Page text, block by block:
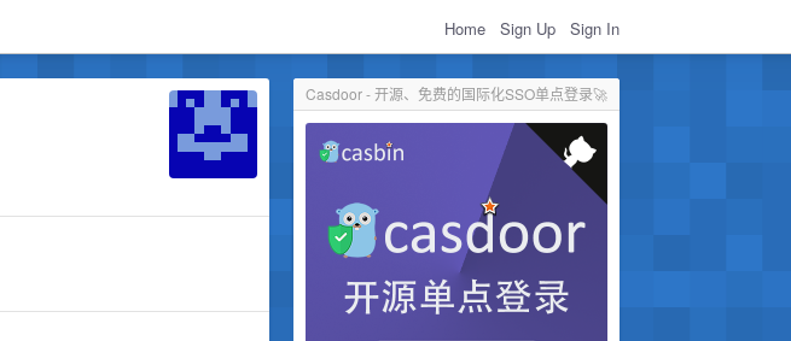
Home Sign Up Sign In
Casdoor - 开源、免费的国际化SSO单点登录🚀